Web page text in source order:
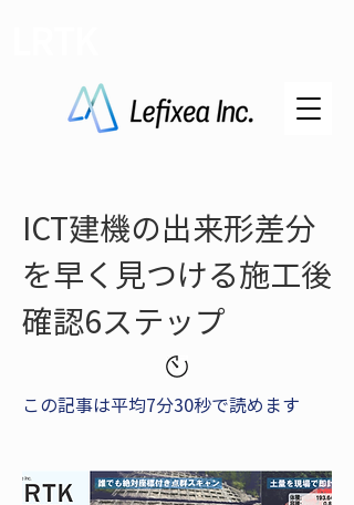
ICT建機の出来形差分
を早く見つける施工後
確認6ステップ
この記事は平均7分30秒で読めます